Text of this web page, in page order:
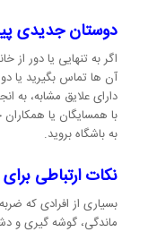
دوستان جدیدی
اگر به تنهایی یا دور
آن ها تماس بگیرید یا
دارای علایق مشابه، به
با همسایگان یا همکاران
به باشگاه بروید.
نکات ارتباطی
بسیاری از افرادی که
ماندگی، گوشه گیری و